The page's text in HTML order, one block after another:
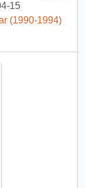
15
(1990-1994)